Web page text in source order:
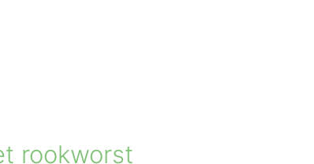
rookworst